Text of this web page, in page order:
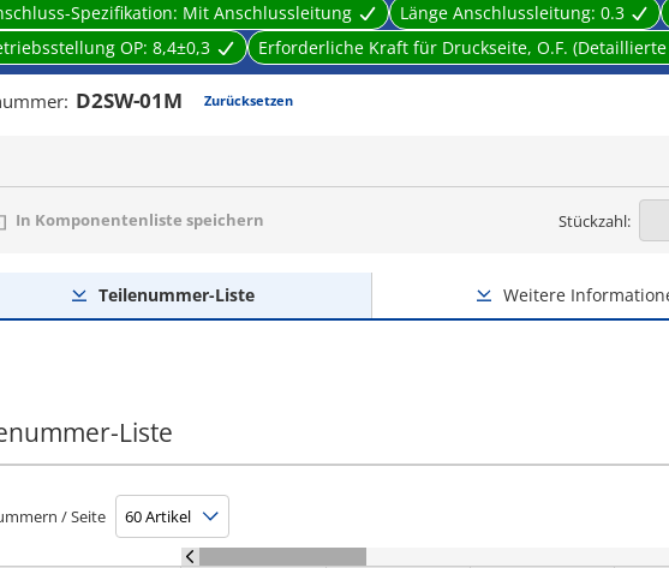
Spezifikation: Mit Anschlussleitung Länge Anschlussleitung: 0.3
OP: 8,4±0,3 Erforderliche Kraft für Druckseite, O.F.
: D2SW-01M Zurücksetzen
In Komponentenliste speichern Stückzahl:
Teilenummer-Liste Weitere
Liste
/ Seite